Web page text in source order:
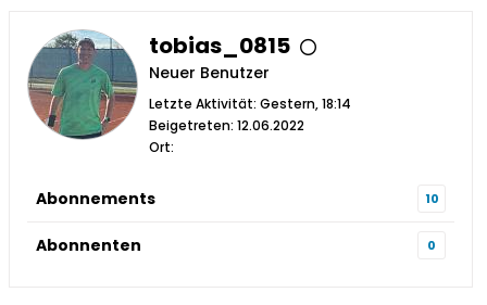
tobias_0815
Neuer Benutzer
Letzte Aktivität: Gestern, 18:14
Beigetreten: 12.06.2022
Ort:
Abonnements 10
Abonnenten 0